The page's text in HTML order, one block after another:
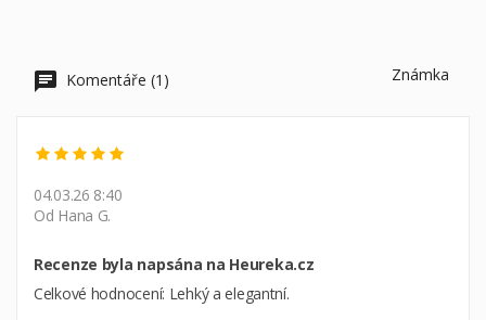
Komentáře (1) Známka
04.03.26 8:40
Od Hana G.
Recenze byla napsána na Heureka.cz
Celkové hodnocení: Lehký a elegantní.